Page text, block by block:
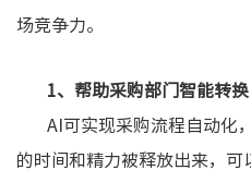
场竞争力。
1、帮助采购部门智能转换
AI可实现采购流程自动化
的时间和精力被释放出来，